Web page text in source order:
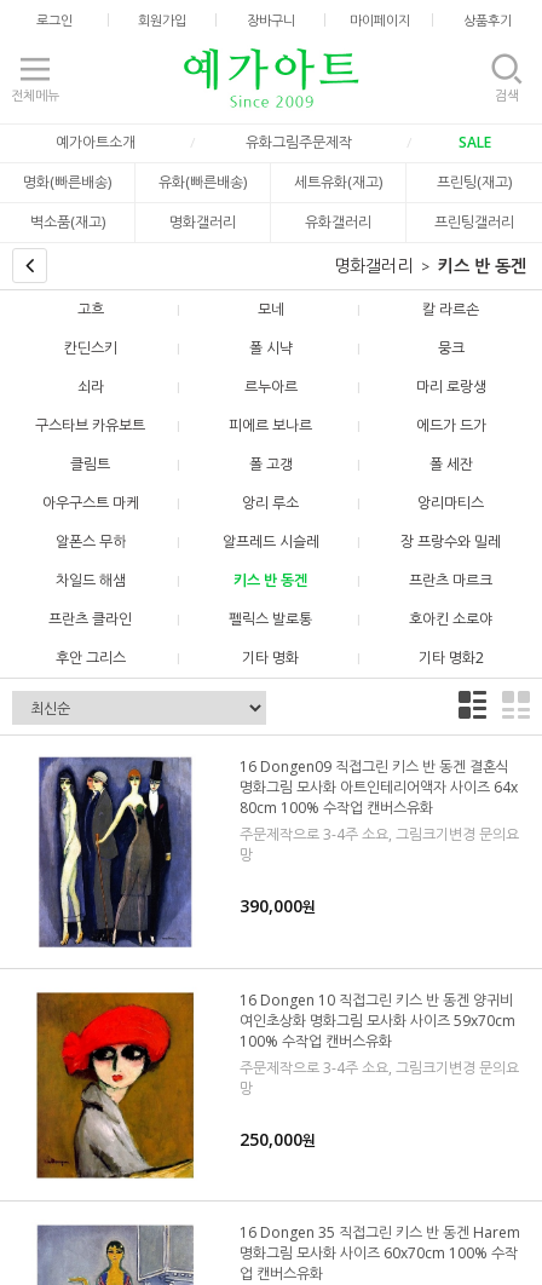
로그인 회원가입 장바구니 마이페이지 상품후기
전체메뉴 검색
예가아트소개 유화그림주문제작
SALE
명화(빠른배송)
유화(빠른배송) 세트유화(재고)
프린팅(재고)
벽소품(재고)
명화갤러리 유화갤러리 프린팅갤러리
명화갤러리 키스 반 동겐
고흐 모네
칼 라르손
칸딘스키
폴 시냑
뭉크
쇠라
르누아르
마리 로랑생
구스타브 카유보트
피에르 보나르
에드가 드가
클림트
폴 고갱
폴 세잔
아우구스트 마케
앙리 루소
앙리마티스
알폰스 무하
알프레드 시슬레
장 프랑수와 밀레
차일드 해샘
키스 반 동겐
프란츠 마르크
프란츠 클라인
펠릭스 발로통
호아킨 소로야
후안 그리스
기타 명화 기타 명화2
16 Dongen09 직접그린 키스 반 동겐 결혼식
명화그림 모사화 아트인테리어액자 사이즈 64x
80cm 100% 수작업 캔버스유화
주문제작으로 3-4주 소요, 그림크기변경 문의요
망
390,000원
16 Dongen 10 직접그린 키스 반 동겐 양귀비
여인초상화 명화그림 모사화 사이즈 59x70cm
100% 수작업 캔버스유화
주문제작으로 3-4주 소요, 그림크기변경 문의요
망
250,000원
16 Dongen 35 직접그린 키스 반 동겐 Harem
명화그림 모사화 사이즈 60x70cm 100% 수작
업 캔버스유화